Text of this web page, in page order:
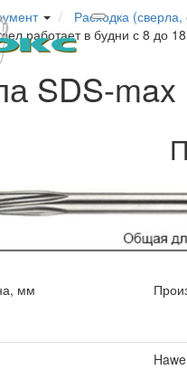
Расходка
работает в будни с 8 до
SDS-max
мм
мм